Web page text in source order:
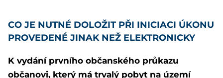
CO JE NUTNÉ DOLOŽIT PŘI INICIACI ÚKONU
PROVEDENÉ JINAK NEŽ ELEKTRONICKY
K vydání prvního občanského průkazu
občanovi, který má trvalý pobyt na území